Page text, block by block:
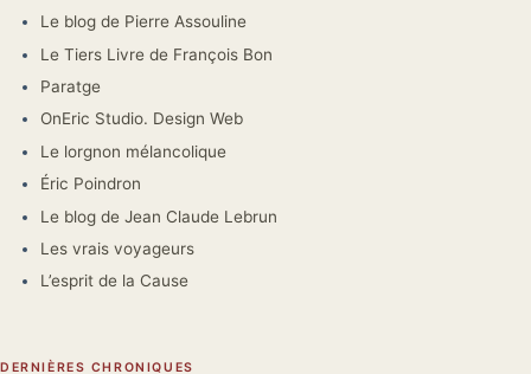
Le blog de Pierre Assouline
Le Tiers Livre de François Bon
Paratge
OnEric Studio. Design Web
Le lorgnon mélancolique
Éric Poindron
Le blog de Jean Claude Lebrun
Les vrais voyageurs
L’esprit de la Cause
DERNIÈRES CHRONIQUES